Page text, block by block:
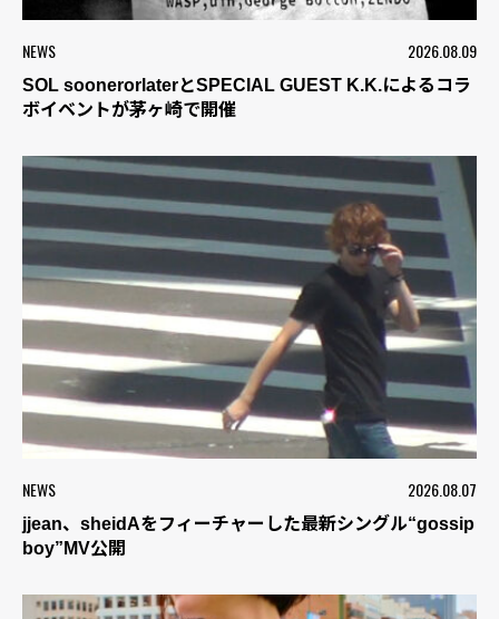
NEWS 2026.08.09
SOL soonerorlaterとSPECIAL GUEST K.K.によるコラ
ボイベントが茅ヶ崎で開催
NEWS 2026.08.07
jjean、sheidAをフィーチャーした最新シングル“gossip
boy”MV公開